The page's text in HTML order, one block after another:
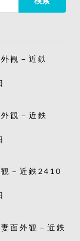
観－近鉄
観－近鉄
観－近鉄2410
面外観－近鉄